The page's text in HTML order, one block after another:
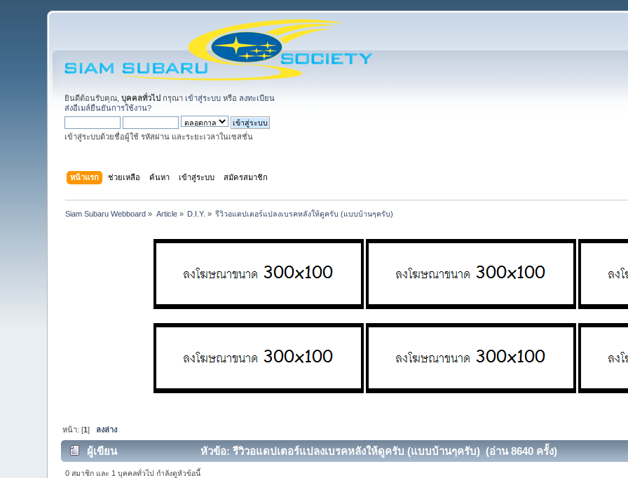
ยินดีต้อนรับคุณ,บุคคลทั่วไป กรุณา เข้าสู่ระบบ หรือ ลงทะเบียน
ส่งอีเมล์ยืนยันการใช้งาน?
เข้าสู่ระบบด้วยชื่อผู้ใช้ รหัสผ่าน และระยะเวลาในเซสชั่น
หน้าแรก ช่วยเหลือ ค้นหา เข้าสู่ระบบ สมัครสมาชิก
Siam Subaru Webboard » Article» D.I.Y. » รีวิวอแดปเตอร์แปลงเบรคหลังให้ดูครับ (แบบบ้านๆครับ)
หน้า: [1] ลงล่าง
ผู้เขียน หัวข้อ: รีวิวอแดปเตอร์แปลงเบรคหลังให้ดูครับ (แบบบ้านๆครับ) (อ่าน 8640 ครั้ง)
0 สมาชิก และ 1 บุคคลทั่วไป กำลังดูหัวข้อนี้